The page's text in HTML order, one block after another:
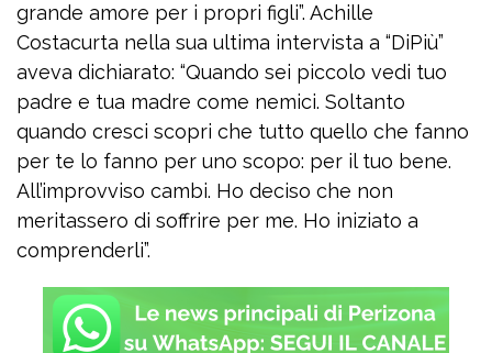
grande amore per i propri figli”. Achille
Costacurta nella sua ultima intervista a “DiPiù”
aveva dichiarato: “Quando sei piccolo vedi tuo
padre e tua madre come nemici. Soltanto
quando cresci scopri che tutto quello che fanno
per te lo fanno per uno scopo: per il tuo bene.
All’improvviso cambi. Ho deciso che non
meritassero di soffrire per me. Ho iniziato a
comprenderli”.